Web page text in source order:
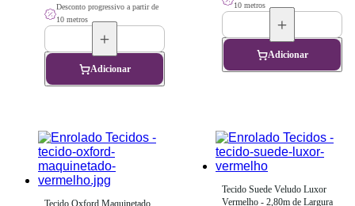
Desconto progressivo a partir de
10 metros
Adicionar
10 metros
Adicionar
Tecido Oxford Maquinetado
Tecido Suede Veludo Luxor
Vermelho - 2,80m de Largura